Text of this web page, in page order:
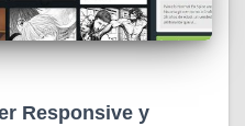
Responsive y